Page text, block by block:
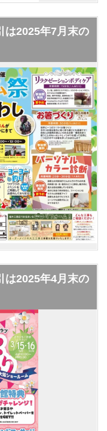
は2025年7月末の
は2025年4月末の